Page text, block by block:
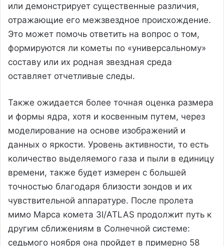
или демонстрирует существенные различия,
отражающие его межзвездное происхождение.
Это может помочь ответить на вопрос о том,
формируются ли кометы по «универсальному»
составу или их родная звездная среда
оставляет отчетливые следы.
Также ожидается более точная оценка размера
и формы ядра, хотя и косвенным путем, через
моделирование на основе изображений и
данных о яркости. Уровень активности, то есть
количество выделяемого газа и пыли в единицу
времени, также будет измерен с большей
точностью благодаря близости зондов и их
чувствительной аппаратуре. После пролета
мимо Марса комета 3I/ATLAS продолжит путь к
другим сближениям в Солнечной системе:
седьмого ноября она пройдет в примерно 58